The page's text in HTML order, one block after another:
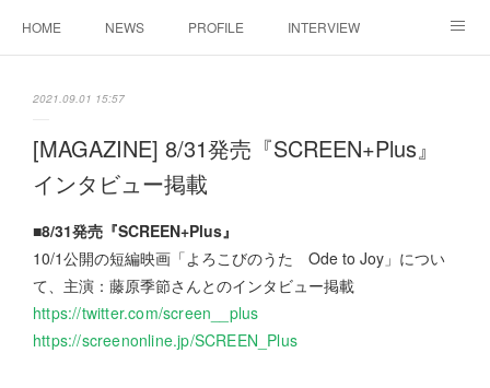
HOME NEWS PROFILE INTERVIEW
2021.09.01 15:57
[MAGAZINE] 8/31発売『SCREEN+Plus』
インタビュー掲載
■8/31発売『SCREEN+Plus』
10/1公開の短編映画「よろこびのうた Ode to Joy」につい
て、主演：藤原季節さんとのインタビュー掲載
https://twitter.com/screen__plus
https://screenonline.jp/SCREEN_Plus